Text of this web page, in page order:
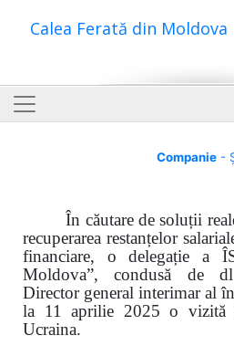
Calea Ferată din Moldova
Companie-
În căutare de soluții
recuperarea restanțelor
financiare, o delegație a
Moldova”, condusă de
Director general interimar al
la 11 aprilie 2025 o vizită
Ucraina.